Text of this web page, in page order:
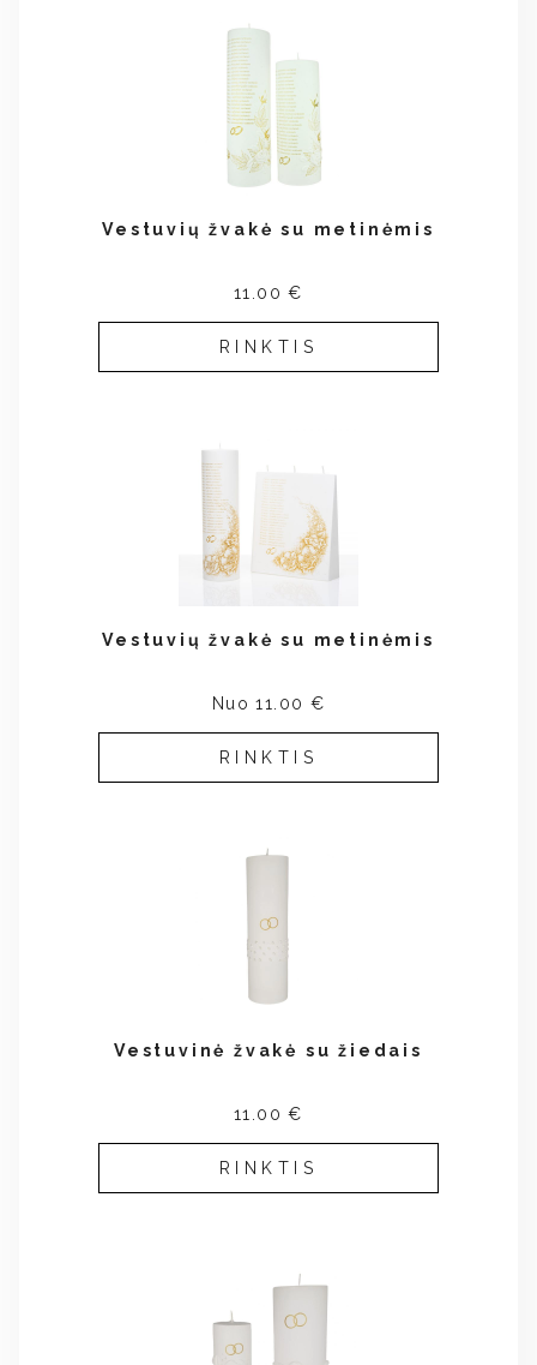
Vestuvių žvakė su metinėmis
11.00 €
RINKTIS
Vestuvių žvakė su metinėmis
Nuo 11.00 €
RINKTIS
Vestuvinė žvakė su žiedais
11.00 €
RINKTIS